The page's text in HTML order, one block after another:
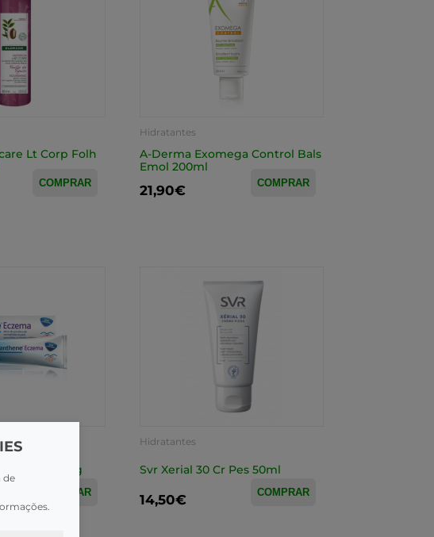
Lt Corp Folh
COMPRAR
Hidratantes
A-Derma Exomega Control Bals
Emol 200ml
21,90€ COMPRAR
Cr 50g
COMPRAR
Hidratantes
Svr Xerial 30 Cr Pes 50ml
14,50€ COMPRAR
de